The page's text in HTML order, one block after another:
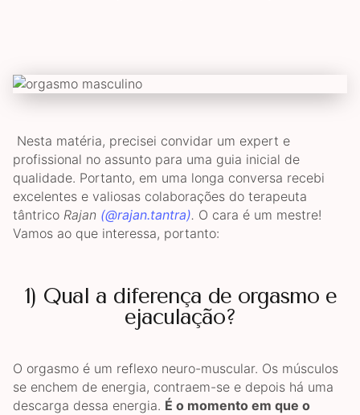
Nesta matéria, precisei convidar um expert e
profissional no assunto para uma guia inicial de
qualidade. Portanto, em uma longa conversa recebi
excelentes e valiosas colaborações do terapeuta
tântrico Rajan (@rajan.tantra). O cara é um mestre!
Vamos ao que interessa, portanto:
1) Qual a diferença de orgasmo e
ejaculação?
O orgasmo é um reflexo neuro-muscular. Os músculos
se enchem de energia, contraem-se e depois há uma
descarga dessa energia. É o momento em que o